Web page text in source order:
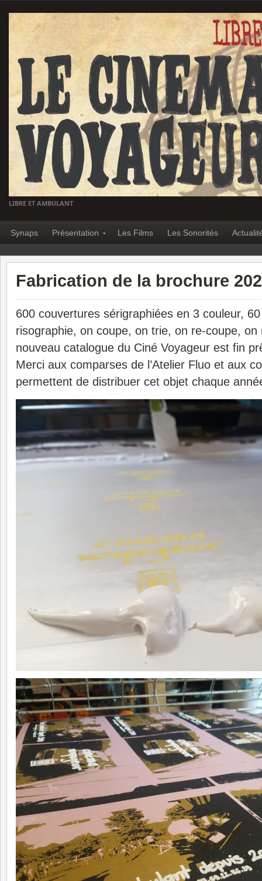
LIBRE ET AMBULANT
Synaps Présentation Les Films Les Sonorités
Fabrication de la brochure
600 couvertures sérigraphiées en 3 couleur,
risographie, on coupe, on trie, on re-coupe,
nouveau catalogue du Ciné Voyageur est fin
Merci aux comparses de l’Atelier Fluo et aux
permettent de distribuer cet objet chaque